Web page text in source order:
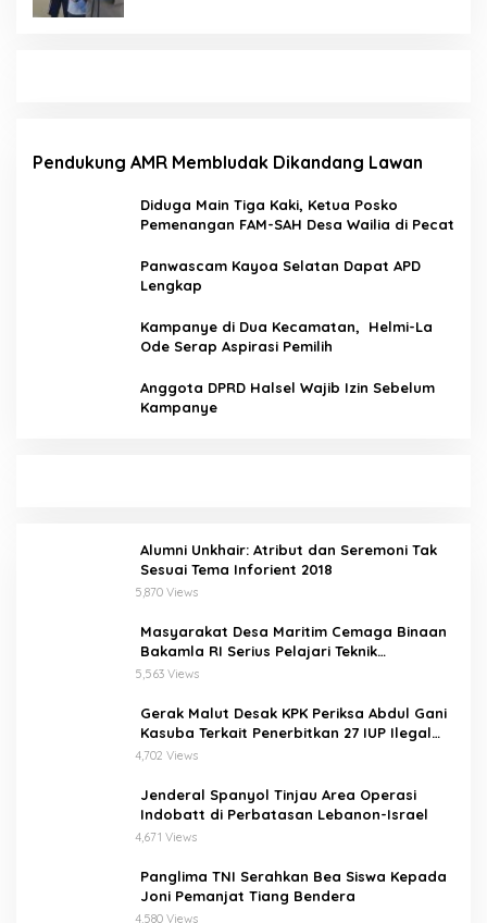
Pendukung AMR Membludak Dikandang Lawan
Diduga Main Tiga Kaki, Ketua Posko
Pemenangan FAM-SAH Desa Wailia di Pecat
Panwascam Kayoa Selatan Dapat APD
Lengkap
Kampanye di Dua Kecamatan, Helmi-La
Ode Serap Aspirasi Pemilih
Anggota DPRD Halsel Wajib Izin Sebelum
Kampanye
Alumni Unkhair: Atribut dan Seremoni Tak
Sesuai Tema Inforient 2018
5,870 Views
Masyarakat Desa Maritim Cemaga Binaan
Bakamla RI Serius Pelajari Teknik
Padamkan Api dan Penyelamatan di Laut
5,563 Views
Gerak Malut Desak KPK Periksa Abdul Gani
Kasuba Terkait Penerbitkan 27 IUP Ilegal
dan Hasil Temuan BPK RI
4,702 Views
Jenderal Spanyol Tinjau Area Operasi
Indobatt di Perbatasan Lebanon-Israel
4,671 Views
Panglima TNI Serahkan Bea Siswa Kepada
Joni Pemanjat Tiang Bendera
4,580 Views